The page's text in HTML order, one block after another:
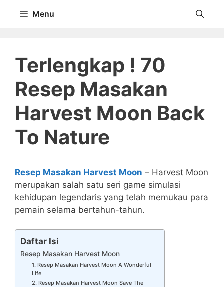
isi
Menu
Terlengkap ! 70
Resep Masakan
Harvest Moon Back
To Nature
Resep Masakan Harvest Moon – Harvest Moon
merupakan salah satu seri game simulasi
kehidupan legendaris yang telah memukau para
pemain selama bertahun-tahun.
Daftar Isi
Resep Masakan Harvest Moon
1. Resep Masakan Harvest Moon A Wonderful
Life
2. Resep Masakan Harvest Moon Save The